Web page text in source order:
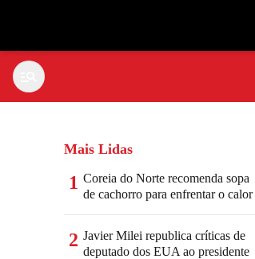
Mais Lidas
1 Coreia do Norte recomenda sopa
de cachorro para enfrentar o calor
2 Javier Milei republica críticas de
deputado dos EUA ao presidente